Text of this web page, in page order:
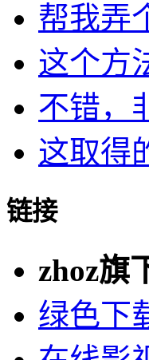
帮我弄
这个方
不错，
这取得
链接
zhoz旗
绿色下